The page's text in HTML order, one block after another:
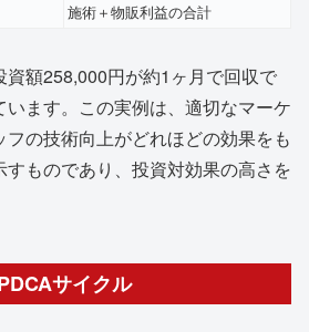
施術＋物販利益の合計
額258,000円が約1ヶ月で回収で
います。この実例は、適切なマーケ
の技術向上がどれほどの効果をも
ものであり、投資対効果の高さを
サイクル